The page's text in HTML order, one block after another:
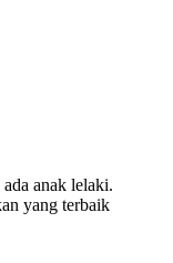
anak lelaki.
yang terbaik